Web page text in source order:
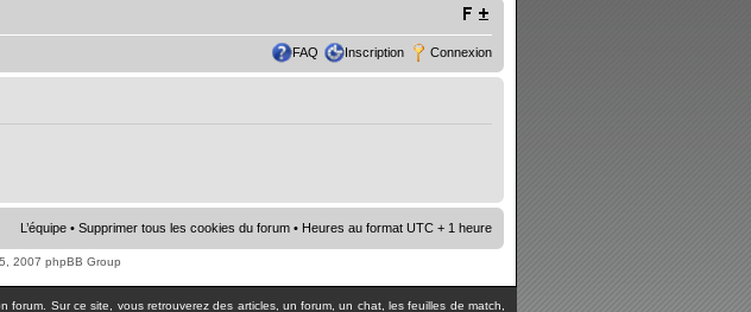
FAQ Inscription Connexion
L’équipe • Supprimer tous les cookies du forum • Heures au format UTC + 1 heure
2007 phpBB Group
Sur ce site, vous retrouverez des articles, un forum, un chat, les feuilles de match,